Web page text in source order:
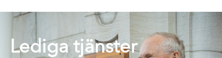
Lediga tjänster